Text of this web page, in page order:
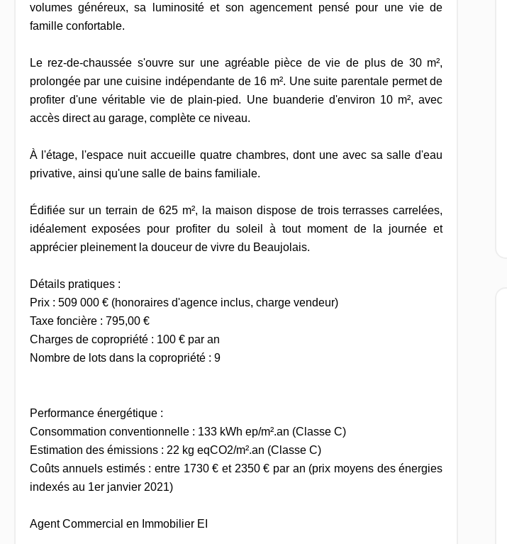
volumes généreux, sa luminosité et son agencement pensé pour une vie de
famille confortable.
Le rez-de-chaussée s'ouvre sur une agréable pièce de vie de plus de 30 m²,
prolongée par une cuisine indépendante de 16 m². Une suite parentale permet de
profiter d'une véritable vie de plain-pied. Une buanderie d'environ 10 m², avec
accès direct au garage, complète ce niveau.
À l'étage, l'espace nuit accueille quatre chambres, dont une avec sa salle d'eau
privative, ainsi qu'une salle de bains familiale.
Édifiée sur un terrain de 625 m², la maison dispose de trois terrasses carrelées,
idéalement exposées pour profiter du soleil à tout moment de la journée et
apprécier pleinement la douceur de vivre du Beaujolais.
Détails pratiques :
Prix : 509 000 € (honoraires d'agence inclus, charge vendeur)
Taxe foncière : 795,00 €
Charges de copropriété : 100 € par an
Nombre de lots dans la copropriété : 9
Performance énergétique :
Consommation conventionnelle : 133 kWh ep/m².an (Classe C)
Estimation des émissions : 22 kg eqCO2/m².an (Classe C)
Coûts annuels estimés : entre 1730 € et 2350 € par an (prix moyens des énergies
indexés au 1er janvier 2021)
Agent Commercial en Immobilier EI